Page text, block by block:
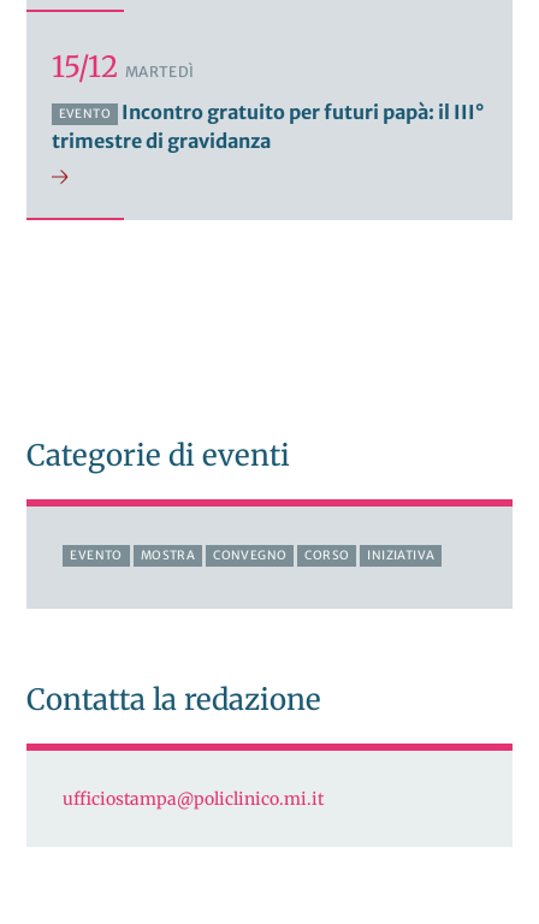
15/12 MARTEDÌ
EVENTO
Incontro gratuito per futuri papà: il III°
trimestre di gravidanza
Categorie di eventi
EVENTO MOSTRA CONVEGNO CORSO INIZIATIVA
Contatta la redazione
ufficiostampa@policlinico.mi.it